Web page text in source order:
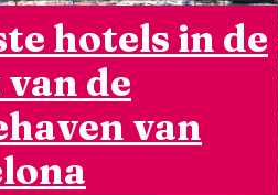
hotels in de
de
van